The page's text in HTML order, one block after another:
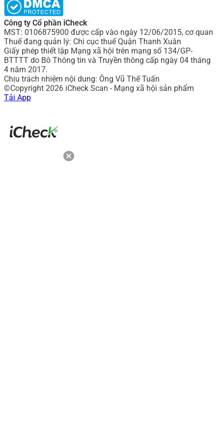
Công ty Cổ phần iCheck
MST: 0106875900 được cấp vào ngày 12/06/2015, cơ quan
Thuế đang quản lý: Chi cục thuế Quận Thanh Xuân
Giấy phép thiết lập Mạng xã hội trên mạng số 134/GP-
BTTTT do Bô Thông tin và Truyền thông cấp ngày 04 tháng
4 năm 2017.
Chịu trách nhiệm nội dung: Ông Vũ Thế Tuấn
©Copyright 2026 iCheck Scan - Mạng xã hội sản phẩm
Tải App